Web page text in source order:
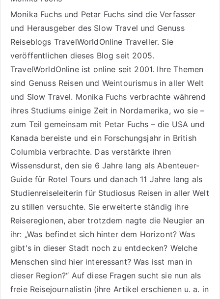
Monika Fuchs und Petar Fuchs sind die Verfasser
und Herausgeber des Slow Travel und Genuss
Reiseblogs TravelWorldOnline Traveller. Sie
veröffentlichen dieses Blog seit 2005.
TravelWorldOnline ist online seit 2001. Ihre Themen
sind Genuss Reisenund Weintourismusin aller Welt
und Slow Travel. Monika Fuchs verbrachte während
ihres Studiums einige Zeit in Nordamerika, wo sie –
zum Teil gemeinsam mit Petar Fuchs – die USA und
Kanada bereiste und ein Forschungsjahr in British
Columbia verbrachte. Das verstärkte ihren
Wissensdurst, den sie 6 Jahre lang als Abenteuer-
Guide für Rotel Tours und danach 11 Jahre lang als
Studienreiseleiterin für Studiosus Reisen in aller Welt
zu stillen versuchte. Sie erweiterte ständig ihre
Reiseregionen, aber trotzdem nagte die Neugier an
ihr: „Was befindet sich hinter dem Horizont? Was
gibt's in dieser Stadt noch zu entdecken? Welche
Menschen sind hier interessant? Was isst man in
dieser Region?“ Auf diese Fragen sucht sie nun als
freie Reisejournalistin (ihre Artikel erschienen u. a. in